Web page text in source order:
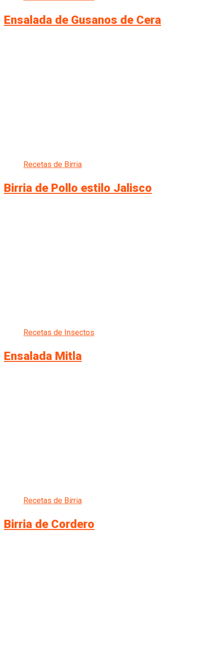
Ensalada de Gusanos de Cera
Recetas de Birria
Birria de Pollo estilo Jalisco
Recetas de Insectos
Ensalada Mitla
Recetas de Birria
Birria de Cordero